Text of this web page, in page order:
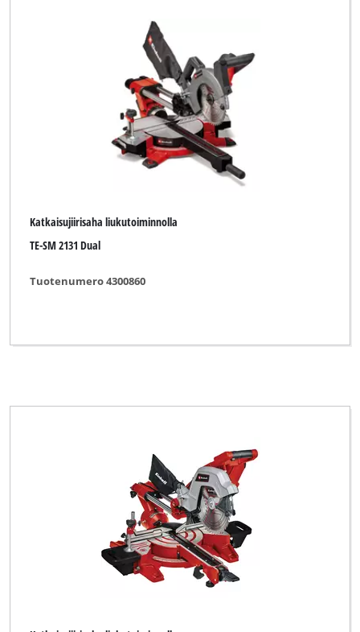
Katkaisujiirisaha liukutoiminnolla
TE-SM 2131 Dual
Tuotenumero 4300860